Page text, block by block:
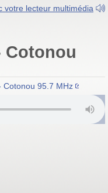
votre lecteur multimédia
Cotonou
Cotonou 95.7 MHz